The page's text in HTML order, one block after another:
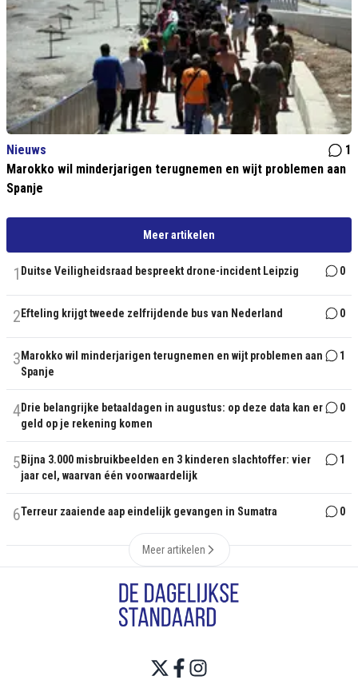
Nieuws
1
Marokko wil minderjarigen terugnemen en wijt problemen aan
Spanje
Meer artikelen
1 Duitse Veiligheidsraad bespreekt drone-incident Leipzig 0
2 Efteling krijgt tweede zelfrijdende bus van Nederland 0
3 Marokko wil minderjarigen terugnemen en wijt problemen aan
Spanje
1
4Drie belangrijke betaaldagen in augustus: op deze data kan er
geld op je rekening komen
0
5 Bijna 3.000 misbruikbeelden en 3 kinderen slachtoffer: vier
jaar cel, waarvan één voorwaardelijk
1
6Terreur zaaiende aap eindelijk gevangen in Sumatra 0
Meer artikelen